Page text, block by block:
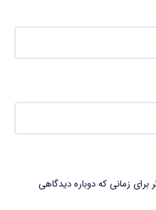
زمانی که دوباره دیدگاهی